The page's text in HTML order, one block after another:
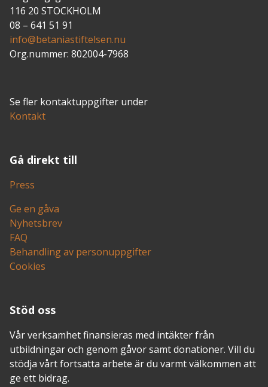
116 20 STOCKHOLM
08 – 641 51 91
info@betaniastiftelsen.nu
Org.nummer: 802004-7968
Se fler kontaktuppgifter under
Kontakt
Gå direkt till
Press
Ge en gåva
Nyhetsbrev
FAQ
Behandling av personuppgifter
Cookies
Stöd oss
Vår verksamhet finansieras med intäkter från
utbildningar och genom gåvor samt donationer. Vill du
stödja vårt fortsatta arbete är du varmt välkommen att
ge ett bidrag.